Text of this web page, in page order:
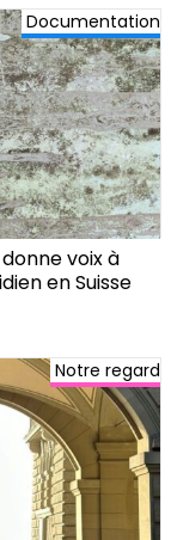
Documentation
voix à
en Suisse
Notre regard